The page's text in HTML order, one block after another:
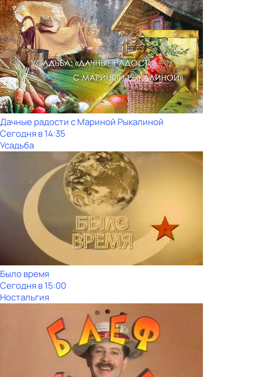
Дачные радости с Мариной Рыкалиной
Сегодня в 14:35
Усадьба
Было время
Сегодня в 15:00
Ностальгия